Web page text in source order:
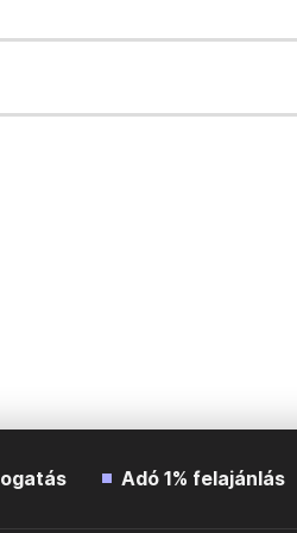
Adó 1% felajánlás